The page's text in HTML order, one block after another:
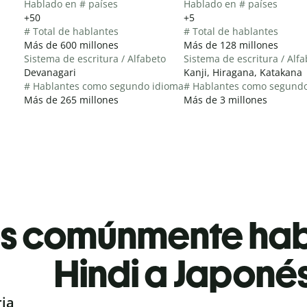
Hablado en # países
+50
# Total de hablantes
Más de 600 millones
Sistema de escritura / Alfabeto
Devanagari
# Hablantes como segundo idioma
Más de 265 millones
Hablado en # países
+5
# Total de hablantes
Más de 128 millones
Sistema de escritura /
Kanji, Hiragana, Katakana
# Hablantes como
Más de 3 millones
comúnmente
Hindi a